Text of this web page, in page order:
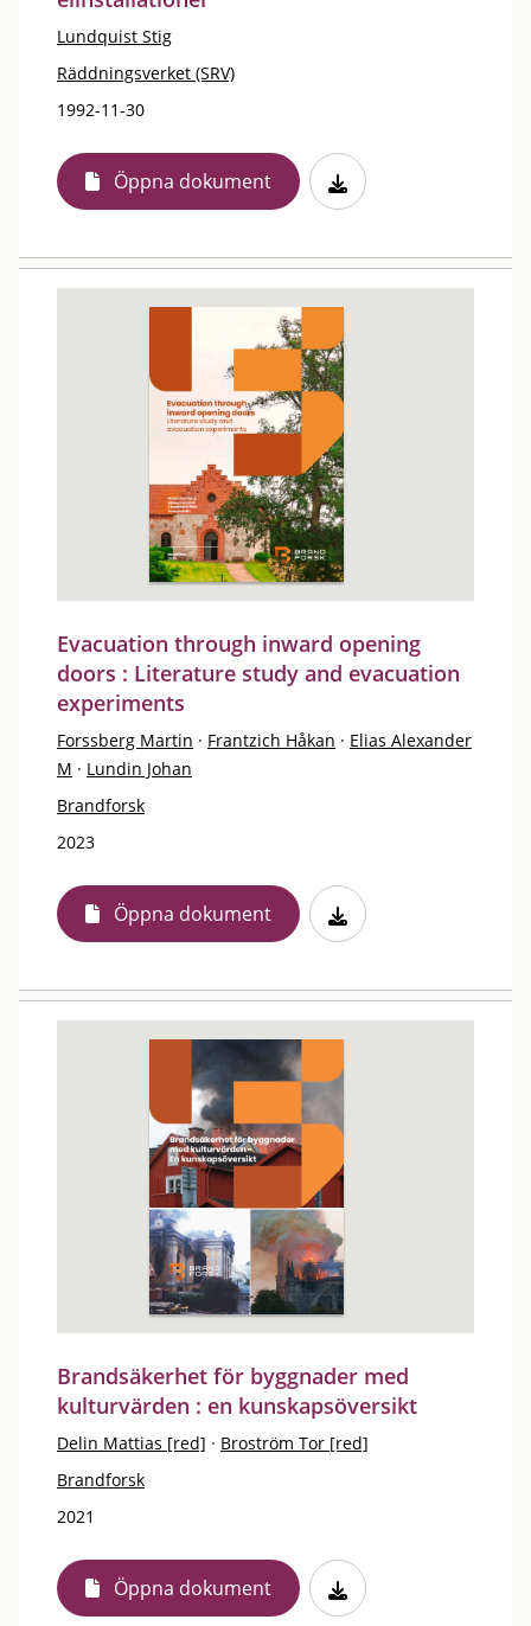
Lundquist Stig
Räddningsverket (SRV)
1992-11-30
Öppna dokument
Evacuation through inward opening
doors : Literature study and evacuation
experiments
Forssberg Martin · Frantzich Håkan · Elias Alexander
M · Lundin Johan
Brandforsk
2023
Öppna dokument
Brandsäkerhet för byggnader med
kulturvärden : en kunskapsöversikt
Delin Mattias [red] · Broström Tor [red]
Brandforsk
2021
Öppna dokument